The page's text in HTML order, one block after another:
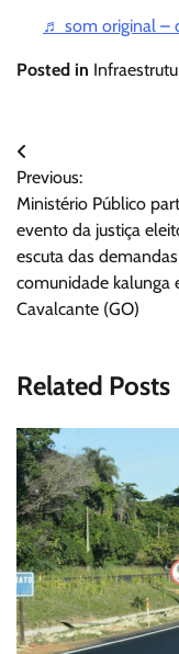
♬ som original –
Posted in
Navegação
de
Post
Previous:
Ministério Público
evento da justiça
escuta das
comunidade kalunga
Cavalcante (GO)
Related Posts